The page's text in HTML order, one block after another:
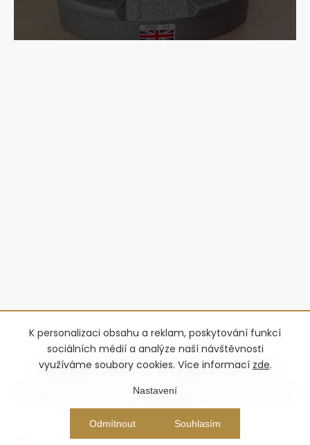
K personalizaci obsahu a reklam, poskytování funkcí
sociálních médií a analýze naší návštěvnosti
využíváme soubory cookies. Více informací zde.
Nastavení
Odmítnout Souhlasím
Vytvořil Shoptet Premium
Advantage-fl. Všechna práva vyhrazena.
nastavení cookies